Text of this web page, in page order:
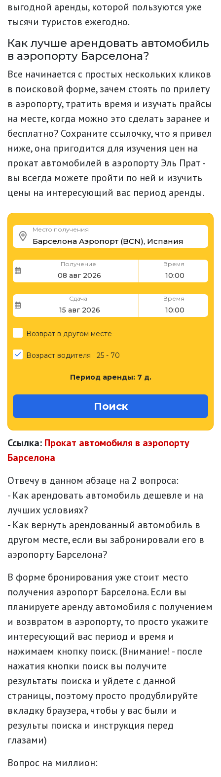
выгодной аренды, которой пользуются уже
тысячи туристов ежегодно.
Как лучше арендовать автомобиль
в аэропорту Барселона?
Все начинается с простых нескольких кликов
в поисковой форме, зачем стоять по прилету
в аэропорту, тратить время и изучать прайсы
на месте, когда можно это сделать заранее и
бесплатно? Сохраните ссылочку, что я привел
ниже, она пригодится для изучения цен на
прокат автомобилей в аэропорту Эль Прат -
вы всегда можете пройти по ней и изучить
цены на интересующий вас период аренды.
Место получения
Получение Время
Сдача Время
Возврат в другом месте
Возраст водителя 25 - 70
Период аренды: 7 д.
Поиск
Ссылка: Прокат автомобиля в аэропорту
Барселона
Отвечу в данном абзаце на 2 вопроса:
- Как арендовать автомобиль дешевле и на
лучших условиях?
- Как вернуть арендованный автомобиль в
другом месте, если вы забронировали его в
аэропорту Барселона?
В форме бронирования уже стоит место
получения аэропорт Барселона. Если вы
планируете аренду автомобиля с получением
и возвратом в аэропорту, то просто укажите
интересующий вас период и время и
нажимаем кнопку поиск. (Внимание! - после
нажатия кнопки поиск вы получите
результаты поиска и уйдете с данной
страницы, поэтому просто продублируйте
вкладку браузера, чтобы у вас были и
результы поиска и инструкция перед
глазами)
Вопрос на миллион: